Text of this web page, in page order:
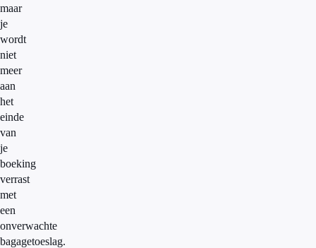
maar
je
wordt
niet
meer
aan
het
einde
van
je
boeking
verrast
met
een
onverwachte
bagagetoeslag.